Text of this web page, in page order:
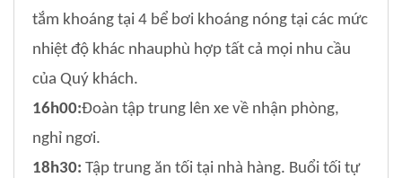
tắm khoáng tại 4 bể bơi khoáng nóng tại các mức
nhiệt độ khác nhauphù hợp tất cả mọi nhu cầu
của Quý khách.
16h00:Đoàn tập trung lên xe về nhận phòng,
nghỉ ngơi.
18h30: Tập trung ăn tối tại nhà hàng. Buổi tối tự